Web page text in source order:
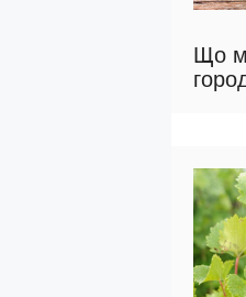
Що